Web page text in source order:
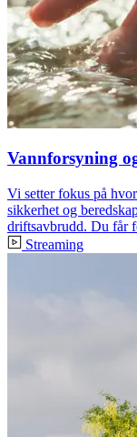
Vannforsyning
Vi setter fokus på
sikkerhet og
driftsavbrudd. Du får
Streaming